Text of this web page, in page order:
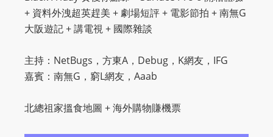
+ 資料外洩超英趕美 + 劇場短評 + 電影節拍 + 南無G
大阪遊記 + 講電視 + 國際雜談
主持：NetBugs，方東A，Debug，K網友，IFG
嘉賓：南無G，窮L網友，Aaab
北總祖家搵食地圖 + 海外購物賺機票